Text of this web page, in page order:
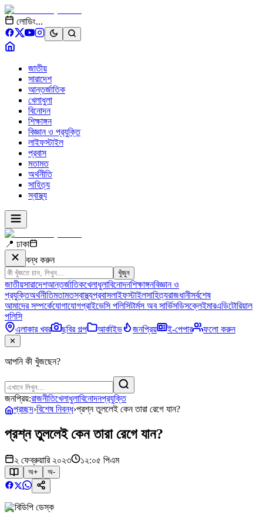
লোডিং...
জাতীয়
সারাদেশ
আন্তর্জাতিক
খেলাধুলা
বিনোদন
শিক্ষাঙ্গন
বিজ্ঞান ও প্রযুক্তি
লাইফস্টাইল
প্রবাস
মতামত
অর্থনীতি
সাহিত্য
স্বাস্থ্য
📍 ঢাকা
বন্ধ করুন
খুঁজুন
জাতীয়সারাদেশআন্তর্জাতিকখেলাধুলাবিনোদনশিক্ষাঙ্গনবিজ্ঞান ও
প্রযুক্তিঅর্থনীতিমতামতস্বাস্থ্যপ্রবাসলাইফস্টাইলসাহিত্যরাজধানীসর্বশেষ
আমাদের সম্পর্কেযোগাযোগপ্রাইভেসি পলিসিটার্মস অব সার্ভিসডিসক্লেইমারএডিটোরিয়াল
পলিসি
এলাকার খবর
ছবির গল্প আর্কাইভ জনপ্রিয় ই-পেপার ফলো করুন
✕
আপনি কী খুঁজছেন?
জনপ্রিয়:রাজনীতিখেলাধুলাবিনোদনপ্রযুক্তি
প্রচ্ছদ›বিশেষ নিবন্ধ›প্রশ্ন তুললেই কেন তারা রেগে যান?
প্রশ্ন তুললেই কেন তারা রেগে যান?
২ ফেব্রুয়ারি ২০২৩ ১২:০৫ পিএম
অ+ অ-
বিডিপি ডেস্ক